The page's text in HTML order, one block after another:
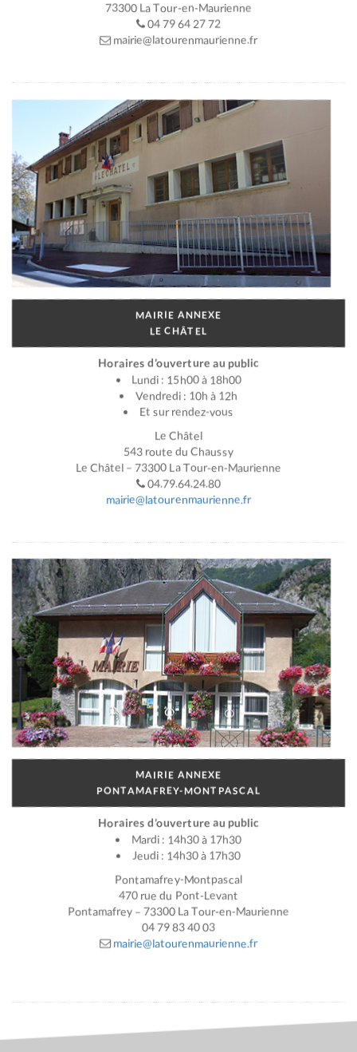
73300 La Tour-en-Maurienne
04 79 64 27 72
mairie@latourenmaurienne.fr
MAIRIE ANNEXE
LE CHÂTEL
Horaires d’ouverture au public
Lundi : 15h00 à 18h00
Vendredi : 10h à 12h
Et sur rendez-vous
Le Châtel
543 route du Chaussy
Le Châtel – 73300 La Tour-en-Maurienne
04.79.64.24.80
mairie@latourenmaurienne.fr
MAIRIE ANNEXE
PONTAMAFREY-MONTPASCAL
Horaires d’ouverture au public
Mardi : 14h30 à 17h30
Jeudi : 14h30 à 17h30
Pontamafrey-Montpascal
470 rue du Pont-Levant
Pontamafrey – 73300 La Tour-en-Maurienne
04 79 83 40 03
mairie@latourenmaurienne.fr